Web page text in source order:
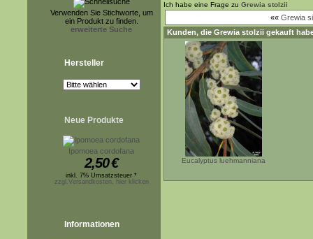
Verwenden Sie Stichworte, um
ein Produkt zu finden.
erweiterte Suche
Hersteller
Neue Produkte
Ipomoea cordofana
2,50€
inkl. 7% Umsatzsteuer *
zzgl.Versandkosten, hier klicken
Informationen
Ich habe eine Frage zu Grewia stolzii
«« Grewia
Kunden, die Grewia stolzii gekauft
Eucalyptus luehmanniana